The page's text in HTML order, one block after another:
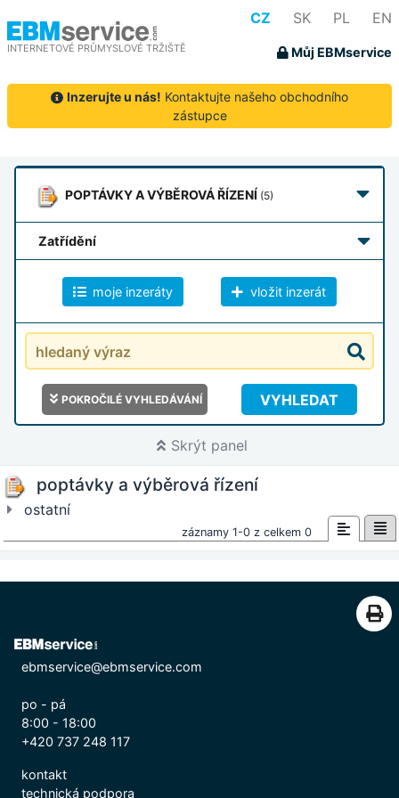
INTERNETOVÉ PRŮMYSLOVÉ TRŽIŠTĚ
CZ SK PL EN
Můj EBMservice
Inzerujte u nás! Kontaktujte našeho obchodního
zástupce
POPTÁVKYA VÝBĚROVÁ ŘÍZENÍ (5)
zatřídění
moje inzeráty vložit inzerát
POKROČILÉ VYHLEDÁVÁNÍ VYHLEDAT
Skrýt panel
poptávky a výběrová řízení
ostatní
záznamy 1-0 z celkem 0
ebmservice@ebmservice.com
po - pá
8:00 - 18:00
+420 737 248 117
kontakt
technická podpora